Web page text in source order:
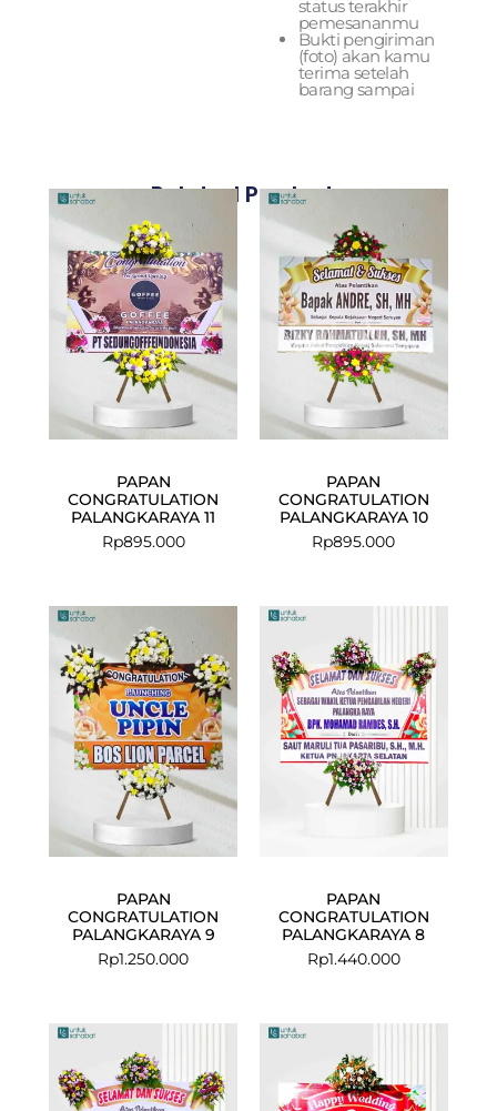
status terakhir
pemesananmu
Bukti pengiriman
(foto) akan kamu
terima setelah
barang sampai
Related Products
PAPAN
CONGRATULATION
PALANGKARAYA 11
Rp895.000
PAPAN
CONGRATULATION
PALANGKARAYA 10
Rp895.000
PAPAN
CONGRATULATION
PALANGKARAYA 9
Rp1.250.000
PAPAN
CONGRATULATION
PALANGKARAYA 8
Rp1.440.000